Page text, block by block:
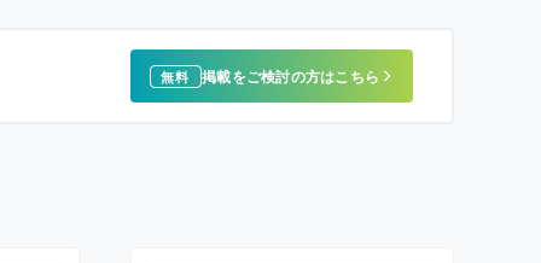
無料 掲載をご検討の方はこちら